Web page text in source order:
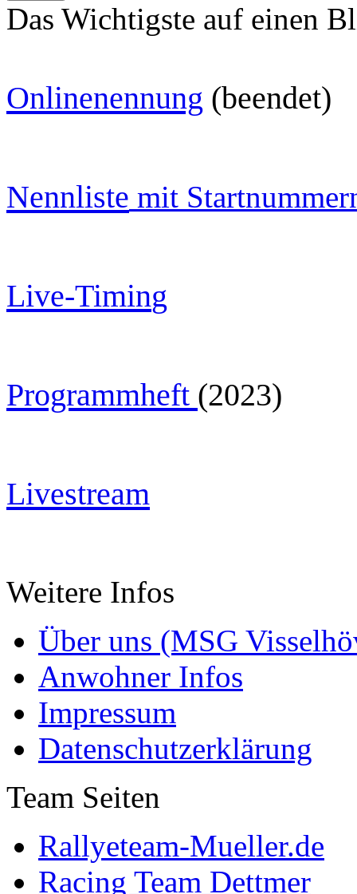
Das Wichtigste auf einen
Onlinenennung (beendet)
Nennliste mit
Live-Timing
Programmheft (2023)
Livestream
Weitere Infos
Über uns (MSG
Anwohner Infos
Impressum
Datenschutzerklärung
Team Seiten
Rallyeteam-Mueller.de
Racing Team Dettmer